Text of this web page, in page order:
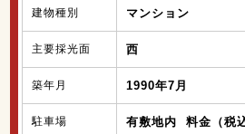
建物種別 マンション
主要採光面 西
築年月 1990年7月
駐車場 有敷地内 料金（税